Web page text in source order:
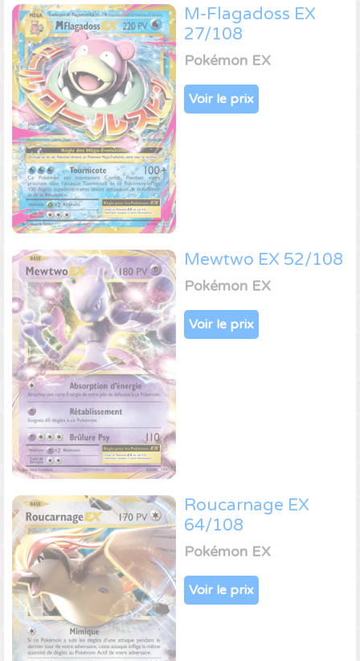
M-Flagadoss EX
27/108
Pokémon EX
Voir le prix
Mewtwo EX 52/108
Pokémon EX
Voir le prix
Roucarnage EX
64/108
Pokémon EX
Voir le prix